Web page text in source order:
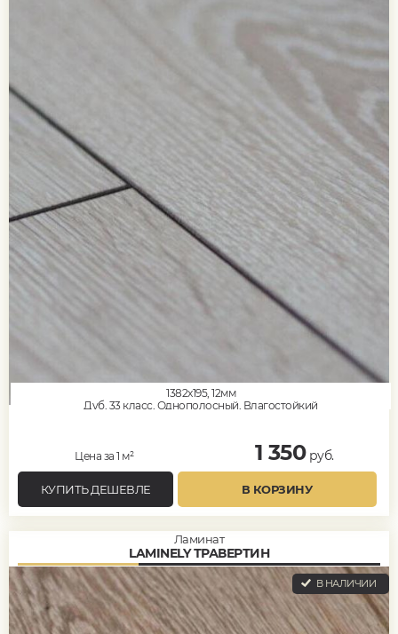
1382x195, 12мм
Дуб, 33 класс, Однополосный, Влагостойкий
Цена за 1 м² 1 350руб.
КУПИТЬ ДЕШЕВЛЕ В КОРЗИНУ
Ламинат
LAMINELY ТРАВЕРТИН
В НАЛИЧИИ